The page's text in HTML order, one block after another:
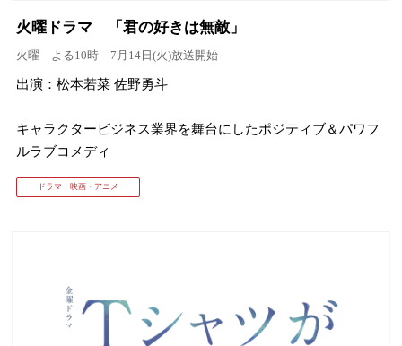
火曜ドラマ 「君の好きは無敵」
火曜 よる10時 7月14日(火)放送開始
出演：松本若菜 佐野勇斗
キャラクタービジネス業界を舞台にしたポジティブ＆パワフ
ルラブコメディ
ドラマ・映画・アニメ